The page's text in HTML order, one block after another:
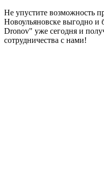
Не упустите возможность
Новоульяновске выгодно и
Dronov" уже сегодня и
сотрудничества с нами!